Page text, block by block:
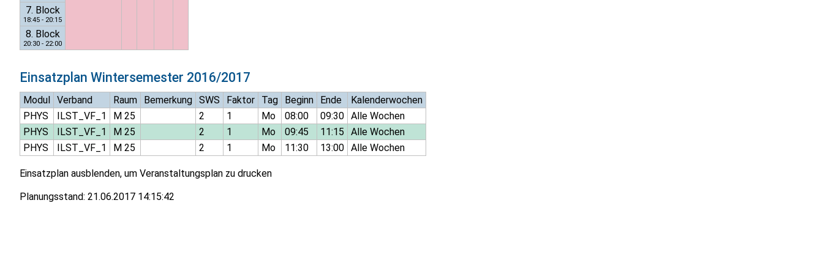
7. Block
18:45 - 20:15
8. Block
20:30 - 22:00
Einsatzplan Wintersemester 2016/2017
Modul Verband Raum Bemerkung SWS Faktor Tag Beginn Ende
Kalenderwochen
PHYS
ILST_VF_1 M 25 2 1 Mo 08:00 09:30 Alle Wochen
PHYS
ILST_VF_1 M 25 2 1 Mo 09:45 11:15
Alle Wochen
PHYS
ILST_VF_1 M 25 2 1 Mo 11:30 13:00 Alle Wochen
Einsatzplan ausblenden, um Veranstaltungsplan zu drucken
Planungsstand: 21.06.2017 14:15:42